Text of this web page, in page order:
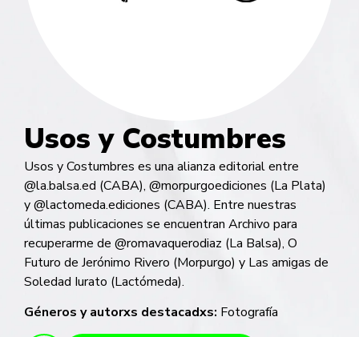
Usos y Costumbres
Usos y Costumbres es una alianza editorial entre
@la.balsa.ed (CABA), @morpurgoediciones (La Plata)
y @lactomeda.ediciones (CABA). Entre nuestras
últimas publicaciones se encuentran Archivo para
recuperarme de @romavaquerodiaz (La Balsa), O
Futuro de Jerónimo Rivero (Morpurgo) y Las amigas de
Soledad Iurato (Lactómeda).
Géneros y autorxs destacadxs: Fotografía